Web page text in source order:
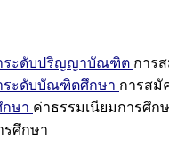
ระดับปริญญาบัณฑิต การ
ระดับบัณฑิตศึกษา การสมั
กษา ค่าธรรมเนียมการศึก
รศึกษา